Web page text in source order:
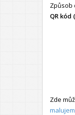
Způsob
QR
Zde